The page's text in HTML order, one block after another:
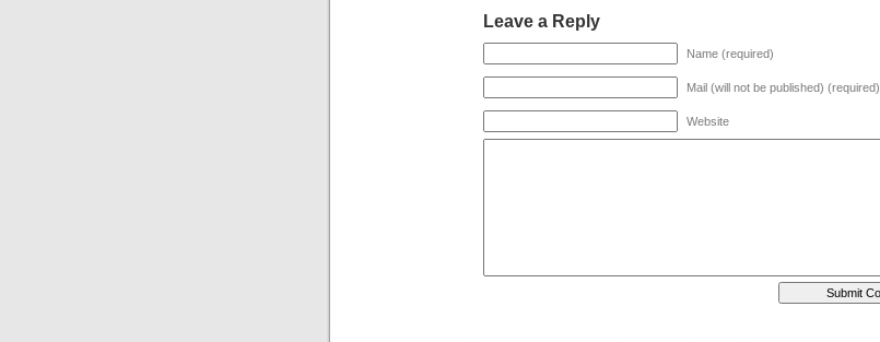
Leave a Reply
Name (required)
Mail (will not be published) (required)
Website